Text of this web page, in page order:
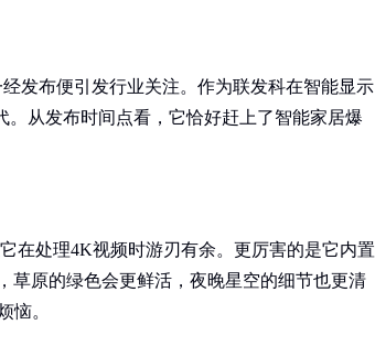
发布便引发行业关注。作为联发科在智能显示
从发布时间点看，它恰好赶上了智能家居爆
在处理4K视频时游刃有余。更厉害的是它内置
草原的绿色会更鲜活，夜晚星空的细节也更清
恼。